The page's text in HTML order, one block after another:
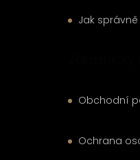
Jak
Obchodní
Ochrana